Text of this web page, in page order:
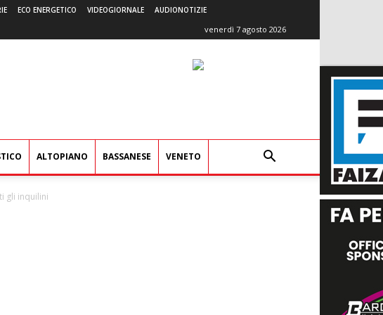
ECO ENERGETICO VIDEOGIORNALE AUDIONOTIZIE
venerdì 7 agosto 2026
ALTOPIANO BASSANESE VENETO
gli inquilini